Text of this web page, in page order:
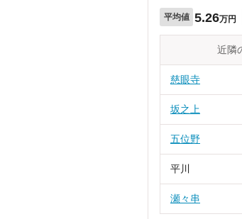
平均値 5.26万円
近隣
慈眼寺
坂之上
五位野
平川
瀬々串